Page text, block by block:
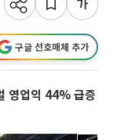
구글 선호매체 추가
영업익 44% 급증